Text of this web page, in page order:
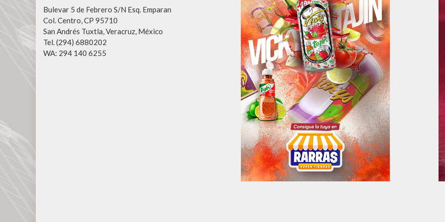
Bulevar 5 de Febrero S/N Esq. Emparan
Col. Centro, CP 95710
San Andrés Tuxtla, Veracruz, México
Tel. (294) 6880202
WA: 294 140 6255